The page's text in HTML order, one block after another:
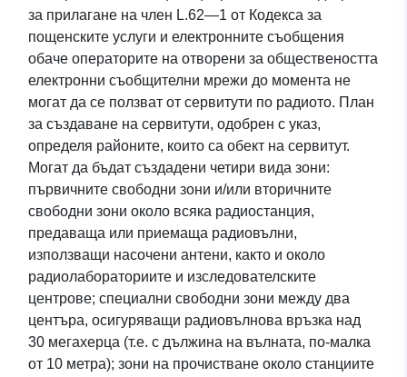
et-Moselle (Точка тип
Генератор) Проста услуга
за изтегляне (Atom) на
набора от данни: SUP
PT2 — Предпазна услуга
на центровете за
радиопредаване и
приемане срещу
препятствия в Meurthe-
et-Moselle (Точка тип
Генератор)
за прилагане на член L.62—1 от Кодекса за
пощенските услуги и електронните съобщения
обаче операторите на отворени за обществеността
електронни съобщителни мрежи до момента не
могат да се ползват от сервитути по радиото. План
за създаване на сервитути, одобрен с указ,
определя районите, които са обект на сервитут.
Могат да бъдат създадени четири вида зони:
първичните свободни зони и/или вторичните
свободни зони около всяка радиостанция,
предаваща или приемаща радиовълни,
използващи насочени антени, както и около
радиолабораториите и изследователските
центрове; специални свободни зони между два
центъра, осигуряващи радиовълнова връзка над
30 мегахерца (т.е. с дължина на вълната, по-малка
от 10 метра); зони на прочистване около станциите